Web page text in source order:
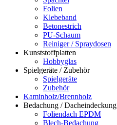
Folien
Klebeband
Betonestrich
PU-Schaum
Reiniger / Spraydosen
Kunststoffplatten
Hobbyglas
Spielgeräte / Zubehör
Spielgeräte
Zubehör
Kaminholz/Brennholz
Bedachung / Dacheindeckung
Foliendach EPDM
Blech-Bedachung